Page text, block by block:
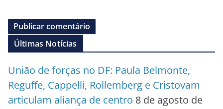
Últimas Notícias
União de forças no DF: Paula Belmonte,
Reguffe, Cappelli, Rollemberg e Cristovam
articulam aliança de centro 8 de agosto de